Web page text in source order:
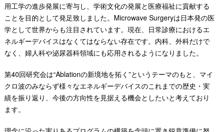
用工学の進歩発展に寄与し、学術文化の発展と医療福祉に貢献する
ことを目的として発足致しました。Microwave Surgeryは日本発の医
学として世界からも注目されています。現在、日常診療におけるエ
ネルギーデバイスはなくてはならない存在です。内科、外科だけで
なく、婦人科や泌尿器科領域にも応用されるようになりました。
第40回研究会は“Ablationの新境地を拓く”というテーマのもと、マイ
クロ波のみならず様々なエネルギーデバイスのこれまでの歴史・実
績を振り返り、今後の方向性を見据える機会としたいと考えており
ます。